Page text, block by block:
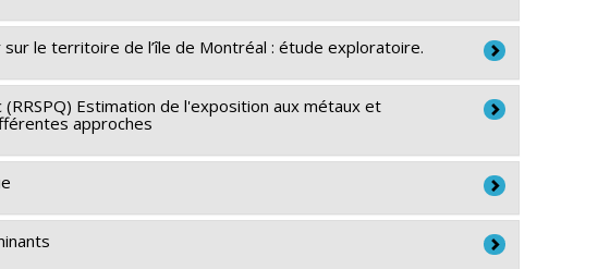
- Santé (FRSQ)
de recherche
- Santé (FRSQ)
de recherche
le territoire de l’île de Montréal : étude exploratoire.
Québec - MITACS
Estimation de l'exposition aux métaux et
approches
- Santé (FRSQ)